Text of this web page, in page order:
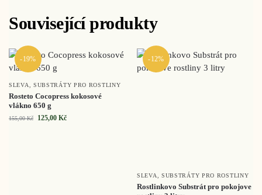
Související produkty
-19%
SLEVA SUBSTRÁTY PRO ROSTLINY
Rosteto Cocopress kokosové
vlákno 650 g
155,00Kč 125,00 Kč
-12%
SLEVA SUBSTRÁTY PRO ROSTLINY
Rostlinkovo Substrát pro pokojove